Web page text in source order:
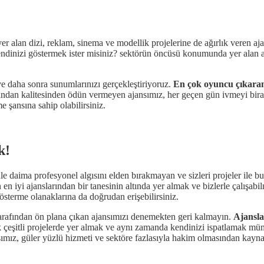
alan dizi, reklam, sinema ve modellik projelerine de ağırlık veren
göstermek ister misiniz? sektörün öncüsü konumunda yer alan
daha sonra sunumlarınızı gerçekleştiriyoruz. En çok oyuncu
kalitesinden ödün vermeyen ajansımız, her geçen gün ivmeyi
şansına sahip olabilirsiniz.
profesyonel algısını elden bırakmayan ve sizleri projeler ile
iyi ajanslarından bir tanesinin altında yer almak ve bizlerle
olanaklarına da doğrudan erişebilirsiniz.
ön plana çıkan ajansımızı denemekten geri kalmayın.
çeşitli projelerde yer almak ve aynı zamanda kendinizi ispatlamak
güler yüzlü hizmeti ve sektöre fazlasıyla hakim olmasından